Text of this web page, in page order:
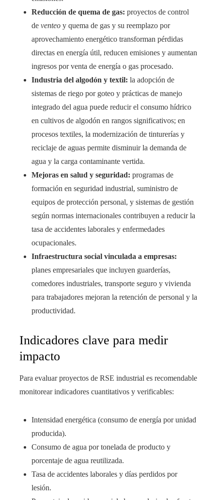
Reducción de quema de gas: proyectos de control
de venteo y quema de gas y su reemplazo por
aprovechamiento energético transforman pérdidas
directas en energía útil, reducen emisiones y aumentan
ingresos por venta de energía o gas procesado.
Industria del algodón y textil: la adopción de
sistemas de riego por goteo y prácticas de manejo
integrado del agua puede reducir el consumo hídrico
en cultivos de algodón en rangos significativos; en
procesos textiles, la modernización de tinturerías y
reciclaje de aguas permite disminuir la demanda de
agua y la carga contaminante vertida.
Mejoras en salud y seguridad: programas de
formación en seguridad industrial, suministro de
equipos de protección personal, y sistemas de gestión
según normas internacionales contribuyen a reducir la
tasa de accidentes laborales y enfermedades
ocupacionales.
Infraestructura social vinculada a empresas:
planes empresariales que incluyen guarderías,
comedores industriales, transporte seguro y vivienda
para trabajadores mejoran la retención de personal y la
productividad.
Indicadores clave para medir
impacto
Para evaluar proyectos de RSE industrial es recomendable
monitorear indicadores cuantitativos y verificables:
Intensidad energética (consumo de energía por unidad
producida).
Consumo de agua por tonelada de producto y
porcentaje de agua reutilizada.
Tasa de accidentes laborales y días perdidos por
lesión.